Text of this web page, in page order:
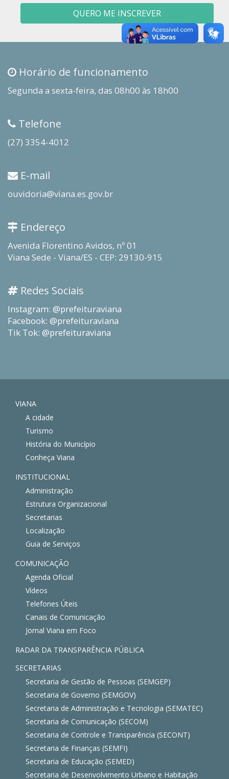
QUERO ME INSCREVER
Horário de funcionamento
Segunda a sexta-feira, das 08h00 às 18h00
Telefone
(27) 3354-4012
E-mail
ouvidoria@viana.es.gov.br
Endereço
Avenida Florentino Avidos, nº 01
Viana Sede - Viana/ES - CEP: 29130-915
Redes Sociais
Instagram: @prefeituraviana
Facebook: @prefeituraviana
Tik Tok: @prefeituraviana
VIANA
A cidade
Turismo
História do Município
Conheça Viana
INSTITUCIONAL
Administração
Estrutura Organizacional
Secretarias
Localização
Guia de Serviços
COMUNICAÇÃO
Agenda Oficial
Vídeos
Telefones Úteis
Canais de Comunicação
Jornal Viana em Foco
RADAR DA TRANSPARÊNCIA PÚBLICA
SECRETARIAS
Secretaria de Gestão de Pessoas (SEMGEP)
Secretaria de Governo (SEMGOV)
Secretaria de Administração e Tecnologia (SEMATEC)
Secretaria de Comunicação (SECOM)
Secretaria de Controle e Transparência (SECONT)
Secretaria de Finanças (SEMFI)
Secretaria de Educação (SEMED)
Secretaria de Desenvolvimento Urbano e Habitação